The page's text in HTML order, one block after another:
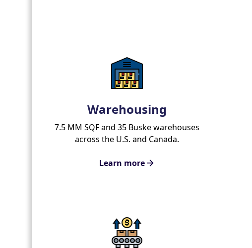
Warehousing
7.5 MM SQF and 35 Buske warehouses
across the U.S. and Canada.
Learn more